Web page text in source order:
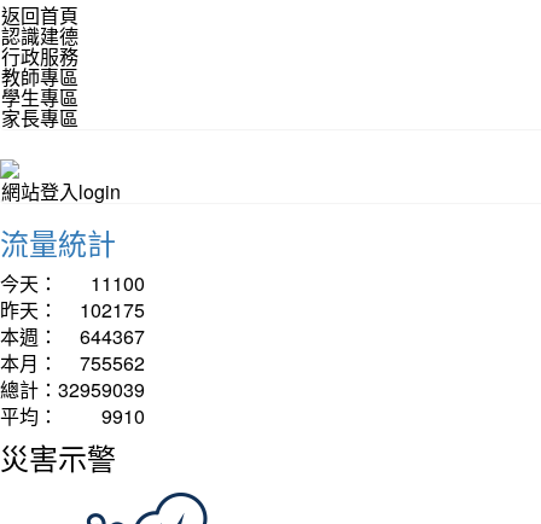
返回首頁
認識建德
行政服務
教師專區
學生專區
家長專區
網站登入login
流量統計
今天：
11100
昨天：
102175
本週：
644367
本月：
755562
總計： 32959039
平均：
9910
災害示警